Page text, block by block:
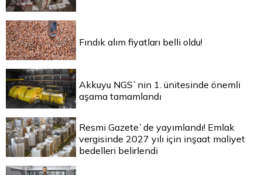
Fındık alım fiyatları belli oldu!
Akkuyu NGS`nin 1. ünitesinde önemli
aşama tamamlandı
Resmi Gazete`de yayımlandı! Emlak
vergisinde 2027 yılı için inşaat maliyet
bedelleri belirlendi